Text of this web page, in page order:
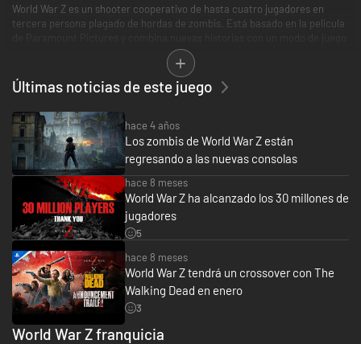
World War Z es un shooter cooperativo de hasta cuatro jugadores en
tercera persona plagado de hordas de zombis. Está basado en la película
La edición GOTY incluye el juego World War Z, el pase de temporada y los
contenidos descargables, tanto gratuitos como de pago:
• Episodio Marsella con 3 nuevas misiones JcE desarrolladas en Francia
• Un montón de modos de juego explosivos, tanto JcJ como JcE, como el
letal Horda Z
• Paquetes de aspectos de todos los personajes (The Professionals, War
Heroes)
• Paquetes de todos los aspectos y variantes de armas (Signature
Weapons, Last Aid, Special Operations Forces, Biohazard, Lobo)
Últimas noticias de este juego
hace 4 años
Los zombis de World War Z están
regresando a las nuevas consolas
hace 8 meses
World War Z ha alcanzado los 30 millones de
jugadores
5
hace 8 meses
World War Z tendrá un crossover con The
Walking Dead en enero
3
World War Z franquicia